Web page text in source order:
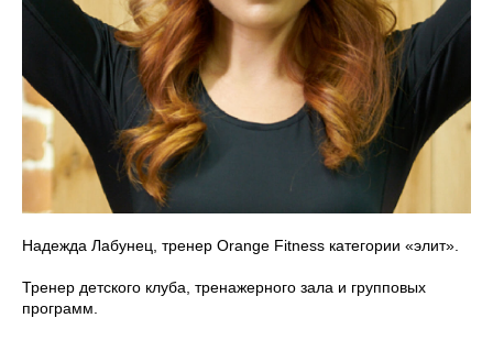
Надежда Лабунец, тренер Orange Fitness категории «элит».
Тренер детского клуба, тренажерного зала и групповых
программ.